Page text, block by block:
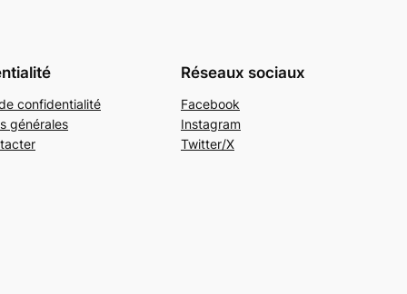
confidentialité
générales
Réseaux sociaux
Facebook
Instagram
Twitter/X